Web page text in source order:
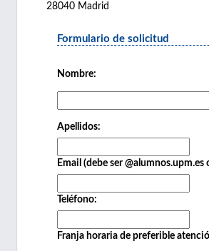
28040 Madrid
Formulario de solicitud
Nombre:
Apellidos:
Email (debe ser @alumnos.upm.es
Teléfono:
Franja horaria de preferible